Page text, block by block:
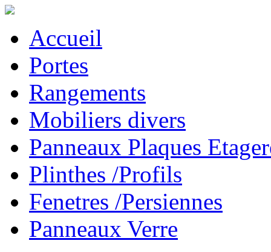
Accueil
Portes
Rangements
Mobiliers divers
Panneaux Plaques
Plinthes /Profils
Fenetres /Persiennes
Panneaux Verre